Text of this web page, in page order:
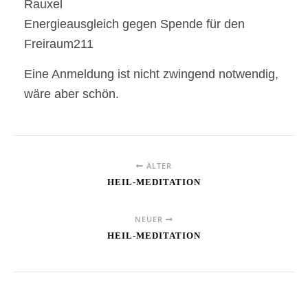
Rauxel
Energieausgleich gegen Spende für den
Freiraum211
Eine Anmeldung ist nicht zwingend notwendig,
wäre aber schön.
ÄLTER
HEIL-MEDITATION
NEUER
HEIL-MEDITATION